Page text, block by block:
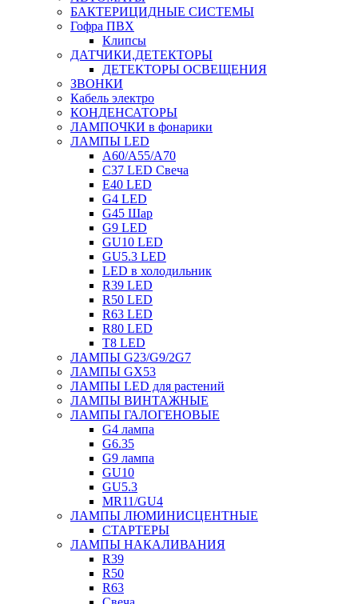
БАКТЕРИЦИДНЫЕ СИСТЕМЫ
Гофра ПВХ
Клипсы
ДАТЧИКИ,ДЕТЕКТОРЫ
ДЕТЕКТОРЫ ОСВЕЩЕНИЯ
ЗВОНКИ
Кабель электро
КОНДЕНСАТОРЫ
ЛАМПОЧКИ в фонарики
ЛАМПЫ LED
A60/A55/A70
C37 LED Свеча
E40 LED
G4 LED
G45 Шар
G9 LED
GU10 LED
GU5.3 LED
LED в холодильник
R39 LED
R50 LED
R63 LED
R80 LED
T8 LED
ЛАМПЫ G23/G9/2G7
ЛАМПЫ GX53
ЛАМПЫ LED для растений
ЛАМПЫ ВИНТАЖНЫЕ
ЛАМПЫ ГАЛОГЕНОВЫЕ
G4 лампа
G6.35
G9 лампа
GU10
GU5.3
MR11/GU4
ЛАМПЫ ЛЮМИНИСЦЕНТНЫЕ
СТАРТЕРЫ
ЛАМПЫ НАКАЛИВАНИЯ
R39
R50
R63